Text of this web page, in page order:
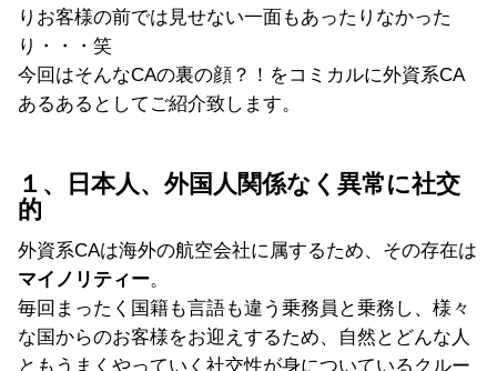
りお客様の前では見せない一面もあったりなかった
り・・・笑
今回はそんなCAの裏の顔？！をコミカルに外資系CA
あるあるとしてご紹介致します。
１、日本人、外国人関係なく異常に社交
的
外資系CAは海外の航空会社に属するため、その存在は
マイノリティー。
毎回まったく国籍も言語も違う乗務員と乗務し、様々
な国からのお客様をお迎えするため、自然とどんな人
ともうまくやっていく社交性が身についているクルー